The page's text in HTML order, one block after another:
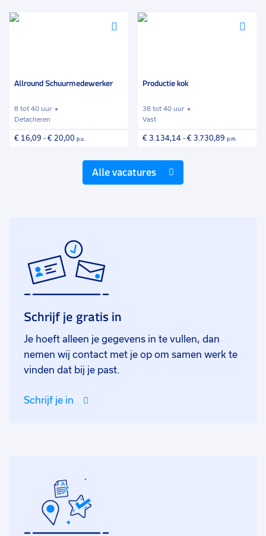
Voeg
Allround Schuurmedewerker
8 tot 40 uur
Detacheren
€ 16,09 - € 20,00 p.u.
Productie kok
38 tot 40 uur
Vast
€ 3.134,14 - € 3.730,89 p.m.
Alle vacatures
Schrijf je gratis in
Je hoeft alleen je gegevens in te vullen, dan
nemen wij contact met je op om samen werk te
vinden dat bij je past.
Schrijf je in